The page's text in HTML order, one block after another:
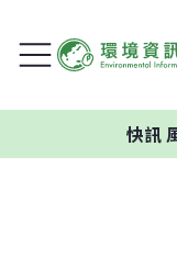
風機離